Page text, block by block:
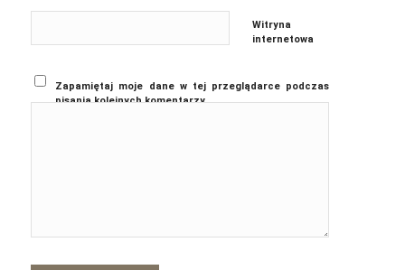
Witryna
internetowa
Zapamiętaj moje dane w tej przeglądarce podczas
pisania kolejnych komentarzy.